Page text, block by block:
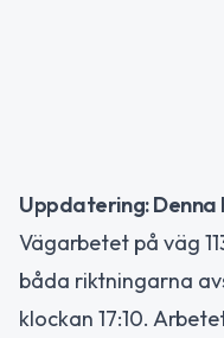
Uppdatering: Denna
Vägarbetet på väg
båda riktningarna
klockan 17:10.